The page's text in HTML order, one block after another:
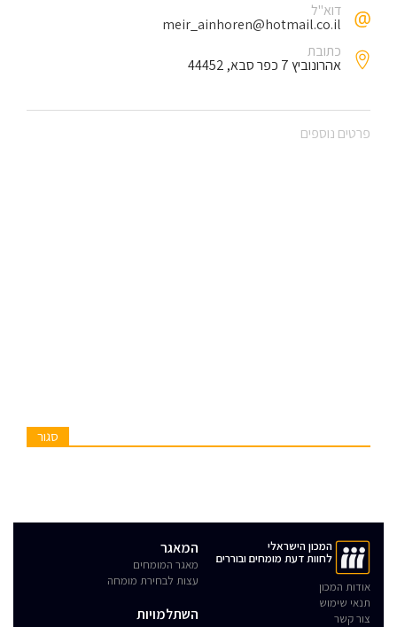
דוא"ל
meir_ainhoren@hotmail.co.il
כתובת
אהרונוביץ 7 כפר סבא, 44452
פרטים נוספים
סגור
המכון הישראלי
לחוות דעת מומחים ובוררים
אודות המכון
תנאי שימוש
צור קשר
המאגר
מאגר המומחים
עצות לבחירת מומחה
השתלמויות